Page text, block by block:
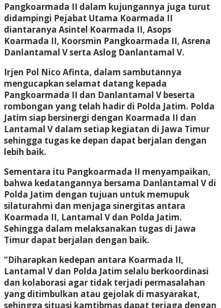
Pangkoarmada II dalam kujungannya juga turut
didampingi Pejabat Utama Koarmada II
diantaranya Asintel Koarmada II, Asops
Koarmada II, Koorsmin Pangkoarmada II, Asrena
Danlantamal V serta Aslog Danlantamal V.
Irjen Pol Nico Afinta, dalam sambutannya
mengucapkan selamat datang kepada
Pangkoarmada II dan Danlantamal V beserta
rombongan yang telah hadir di Polda Jatim. Polda
Jatim siap bersinergi dengan Koarmada II dan
Lantamal V dalam setiap kegiatan di Jawa Timur
sehingga tugas ke depan dapat berjalan dengan
lebih baik.
Sementara itu Pangkoarmada II menyampaikan,
bahwa kedatangannya bersama Danlantamal V di
Polda Jatim dengan tujuan untuk memupuk
silaturahmi dan menjaga sinergitas antara
Koarmada II, Lantamal V dan Polda Jatim.
Sehingga dalam melaksanakan tugas di Jawa
Timur dapat berjalan dengan baik.
“Diharapkan kedepan antara Koarmada II,
Lantamal V dan Polda Jatim selalu berkoordinasi
dan kolaborasi agar tidak terjadi permasalahan
yang ditimbulkan atau gejolak di masyarakat,
sehingga situasi kamtibmas dapat terjaga dengan